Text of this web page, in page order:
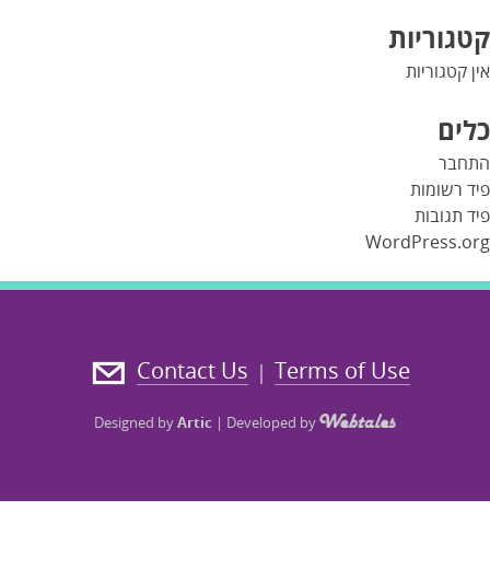
קטגוריות
אין קטגוריות
כלים
התחבר
פיד רשומות
פיד תגובות
WordPress.org
Terms of Use
|
Contact Us
Designed byArtic | Developed by